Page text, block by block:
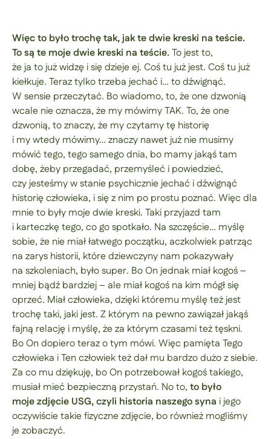
Więc to było trochę tak, jak te dwie kreski na teście.
To są te moje dwie kreski na teście.To jest to,
że ja to już widzę i się dzieje ej. Coś tu już jest. Coś tu już
kiełkuje. Teraz tylko trzeba jechać i… to dźwignąć.
W sensie przeczytać. Bo wiadomo, to, że one dzwonią
wcale nie oznacza, że my mówimy TAK. To, że one
dzwonią, to znaczy, że my czytamy tę historię
i my wtedy mówimy… znaczy nawet już nie musimy
mówić tego, tego samego dnia, bo mamy jakąś tam
dobę, żeby przegadać, przemyśleć i powiedzieć,
czy jesteśmy w stanie psychicznie jechać i dźwignąć
historię człowieka, i się z nim po prostu poznać. Więc dla
mnie to były moje dwie kreski. Taki przyjazd tam
i karteczkę tego, co go spotkało. Na szczęście… myślę
sobie, że nie miał łatwego początku, aczkolwiek patrząc
na zarys historii, które dziewczyny nam pokazywały
na szkoleniach, było super. Bo On jednak miał kogoś –
mniej bądź bardziej – ale miał kogoś na kim mógł się
oprzeć. Miał człowieka, dzięki któremu myślę też jest
trochę taki, jaki jest. Z którym na pewno zawiązał jakąś
fajną relację i myślę, że za którym czasami też tęskni.
Bo On dopiero teraz o tym mówi. Więc pamięta Tego
człowieka i Ten człowiek też dał mu bardzo dużo z siebie.
Za co mu dziękuję, bo On potrzebował kogoś takiego,
musiał mieć bezpieczną przystań. No to, to było
moje zdjęcie USG, czyli historia naszego syna i jego
oczywiście takie fizyczne zdjęcie, bo również mogliśmy
je zobaczyć.